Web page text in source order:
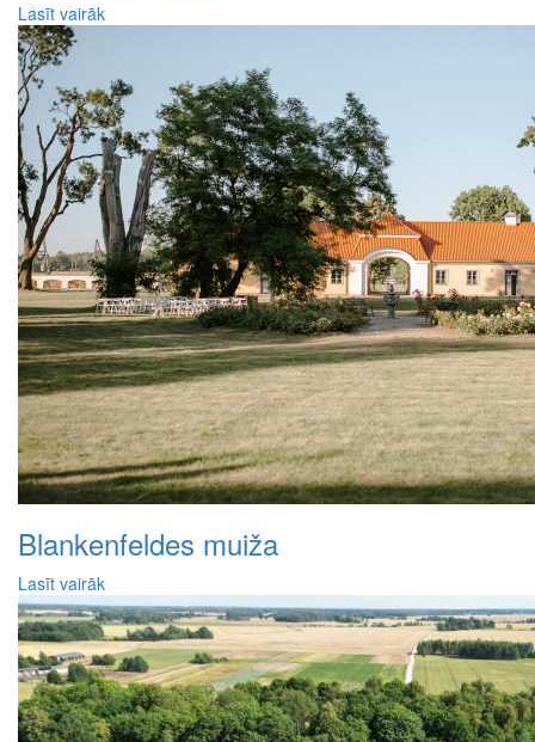
Lasīt vairāk
Blankenfeldes muiža
Lasīt vairāk